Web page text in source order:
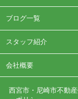
ブログ一覧
スタッフ紹介
会社概要
西宮市・尼崎市不動